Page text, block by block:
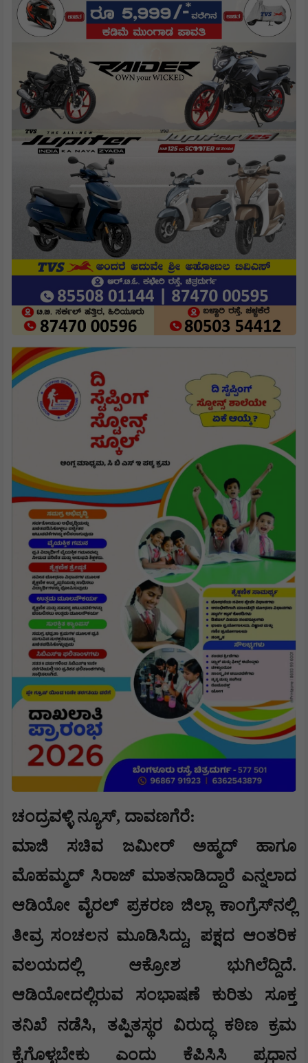
ಚಂದ್ರವಳ್ಳಿ ನ್ಯೂಸ್, ದಾವಣಗೆರೆ:
ಮಾಜಿ ಸಚಿವ ಜಮೀರ್ ಅಹ್ಮದ್ ಹಾಗೂ
ಮೊಹಮ್ಮದ್ ಸಿರಾಜ್ ಮಾತನಾಡಿದ್ದಾರೆ ಎನ್ನಲಾದ
ಆಡಿಯೋ ವೈರಲ್ ಪ್ರಕರಣ ಜಿಲ್ಲಾ ಕಾಂಗ್ರೆಸ್‌ನಲ್ಲಿ
ತೀವ್ರ ಸಂಚಲನ ಮೂಡಿಸಿದ್ದು, ಪಕ್ಷದ ಆಂತರಿಕ
ವಲಯದಲ್ಲಿ ಆಕ್ರೋಶ ಭುಗಿಲೆದ್ದಿದೆ.
ಆಡಿಯೋದಲ್ಲಿರುವ ಸಂಭಾಷಣೆ ಕುರಿತು ಸೂಕ್ತ
ತನಿಖೆ ನಡೆಸಿ, ತಪ್ಪಿತಸ್ಥರ ವಿರುದ್ಧ ಕಠಿಣ ಕ್ರಮ
ಕೈಗೊಳ್ಳಬೇಕು ಎಂದು ಕೆಪಿಸಿಸಿ ಪ್ರಧಾನ